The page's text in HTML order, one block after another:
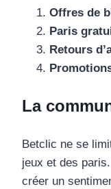
Offres de
Paris
Retours
La
Betclic ne se
jeux et des
créer un